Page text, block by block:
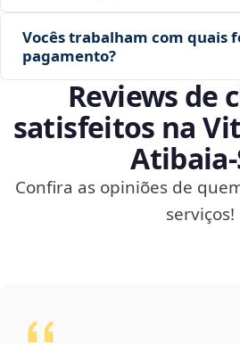
Vocês trabalham com quais
pagamento?
Reviews de
satisfeitos na
Confira as opiniões de
serviços!